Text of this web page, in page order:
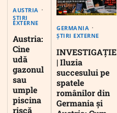
AUSTRIA
ȘTIRI
EXTERNE
Austria:
Cine
udă
gazonul
sau
umple
piscina
riscă
GERMANIA
ȘTIRI EXTERNE
INVESTIGAȚIE
| Iluzia
succesului pe
spatele
românilor din
Germania și